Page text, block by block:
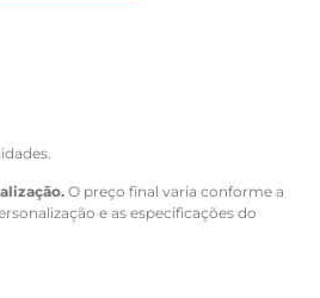
O preço final varia conforme a
e as especificações do